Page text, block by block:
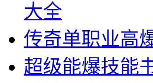
大全
传奇单职业高
超级能爆技能